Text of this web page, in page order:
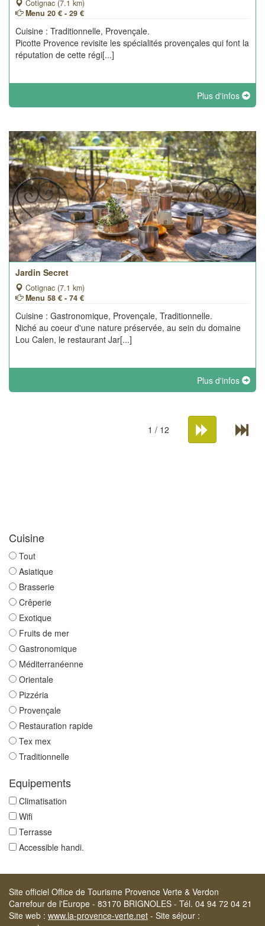
Cotignac (7.1 km)
Menu 20 € - 29 €
Cuisine : Traditionnelle, Provençale.
Picotte Provence revisite les spécialités provençales qui font la
réputation de cette régi[...]
Plus d'infos
Jardin Secret
Cotignac (7.1 km)
Menu 58 € - 74 €
Cuisine : Gastronomique, Provençale, Traditionnelle.
Niché au coeur d'une nature préservée, au sein du domaine
Lou Calen, le restaurant Jar[...]
Plus d'infos
1 / 12
Cuisine
Tout
Asiatique
Brasserie
Crêperie
Exotique
Fruits de mer
Gastronomique
Méditerranéenne
Orientale
Pizzéria
Provençale
Restauration rapide
Tex mex
Traditionnelle
Equipements
Climatisation
Wifi
Terrasse
Accessible handi.
Site officiel Office de Tourisme Provence Verte & Verdon
Carrefour de l'Europe - 83170 BRIGNOLES - Tél. 04 94 72 04 21
Site web : www.la-provence-verte.net - Site séjour :